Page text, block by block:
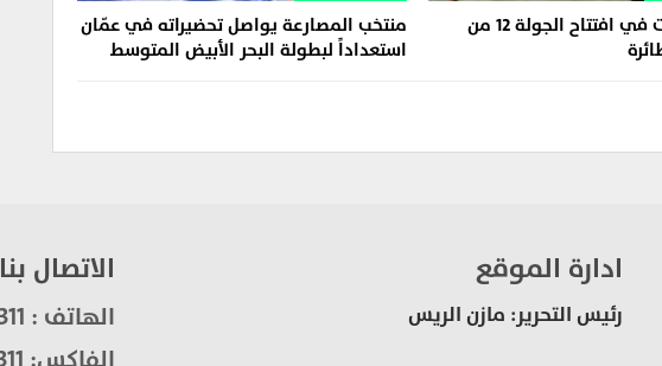
أربع مواجهات في افتتاح الجولة 12 من
منتخب المصارعة يواصل تحضيراته في عمّان
استعداداً لبطولة البحر الأبيض المتوسط
ادارة الموقع
رئيس التحرير: مازن الريس
الاتصال بنا
الهاتف : 2150311